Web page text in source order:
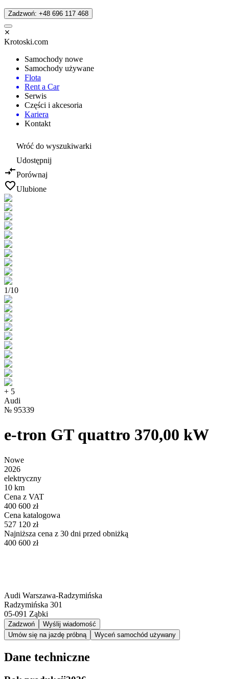
Zadzwoń: +48 696 117 468
Krotoski.com
Samochody nowe
Samochody używane
Flota
Rent a Car
Serwis
Części i akcesoria
Kariera
Kontakt
Wróć do wyszukiwarki
Udostępnij
Porównaj
Ulubione
1/10
+ 5
Audi
№ 95339
e-tron GT quattro 370,00 kW
Nowe
2026
elektryczny
10 km
Cena z VAT
400 600 zł
Cena katalogowa
527 120 zł
Najniższa cena z 30 dni przed obniżką
400 600 zł
Audi Warszawa-Radzymińska
Radzymińska 301
05-091 Ząbki
Zadzwoń
Wyślij wiadomość
Umów się na jazdę próbną
Wyceń samochód używany
Dane techniczne